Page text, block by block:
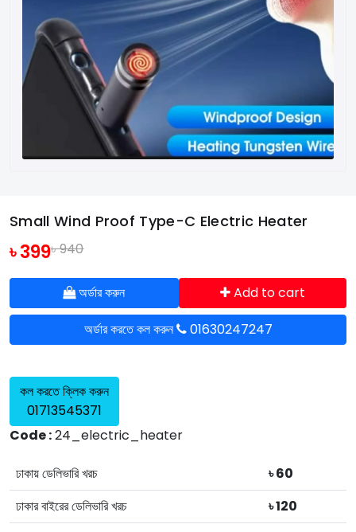
Small Wind Proof Type-C Electric Heater
৳ 399৳ 940
অর্ডার করুন
Add to cart
অর্ডার করতে কল করুন
01630247247
কল করতে ক্লিক করুন
01713545371
Code :24_electric_heater
ঢাকায় ডেলিভারি খরচ
৳ 60
ঢাকার বাইরের ডেলিভারি খরচ
৳ 120